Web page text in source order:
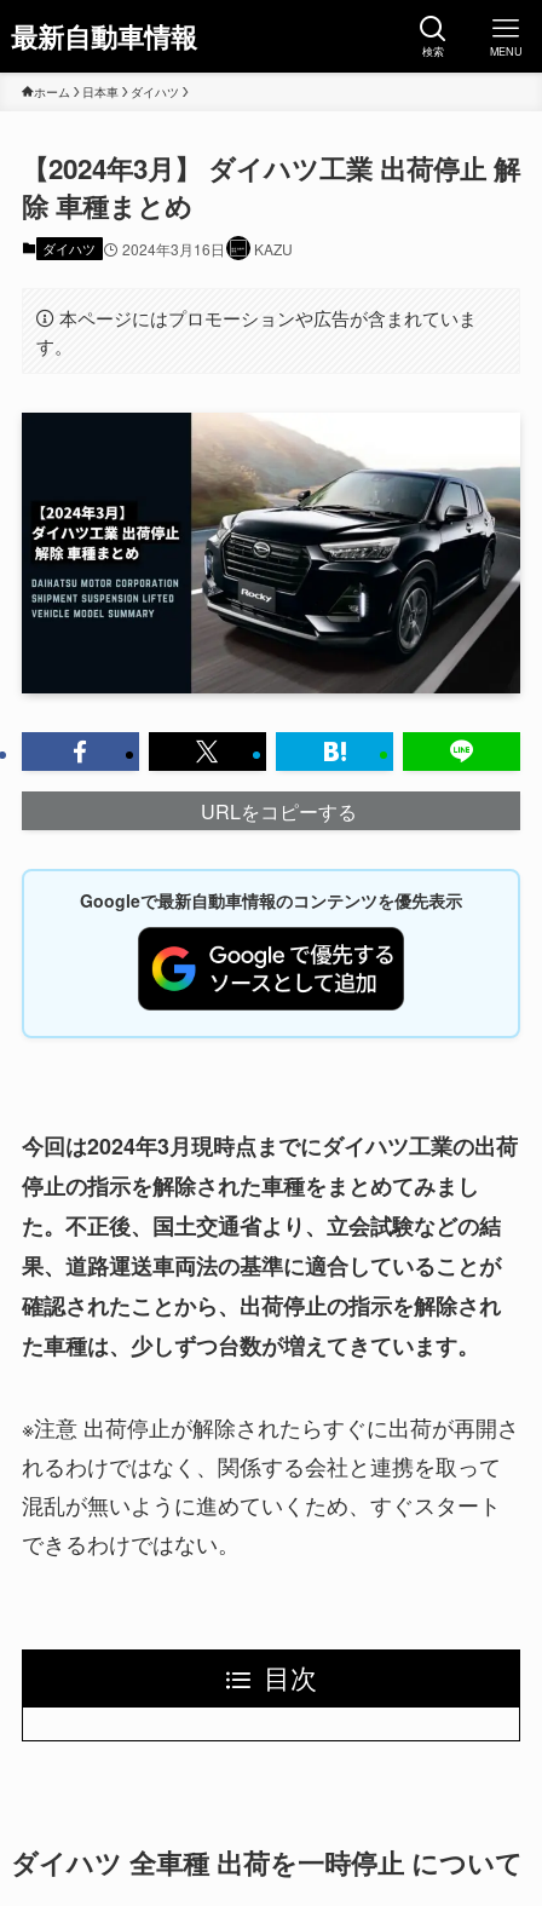
最新自動車情報 検索 MENU
ホーム 日本車 ダイハツ
【2024年3月】 ダイハツ工業 出荷停止 解
除 車種まとめ
ダイハツ 2024年3月16日 KAZU
本ページにはプロモーションや広告が含まれていま
す。
URLをコピーする
Googleで最新自動車情報のコンテンツを優先表示
今回は2024年3月現時点までにダイハツ工業の出荷
停止の指示を解除された車種をまとめてみまし
た。不正後、国土交通省より、立会試験などの結
果、道路運送車両法の基準に適合していることが
確認されたことから、出荷停止の指示を解除され
た車種は、少しずつ台数が増えてきています。
※注意 出荷停止が解除されたらすぐに出荷が再開さ
れるわけではなく、関係する会社と連携を取って
混乱が無いように進めていくため、すぐスタート
できるわけではない。
目次
ダイハツ 全車種 出荷を一時停止 について